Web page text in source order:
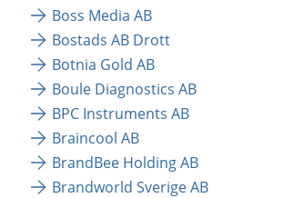
Boss Media AB
Bostads AB Drott
Botnia Gold AB
Boule Diagnostics AB
BPC Instruments AB
Braincool AB
BrandBee Holding AB
Brandworld Sverige AB